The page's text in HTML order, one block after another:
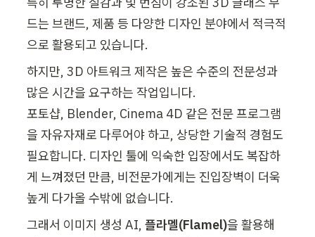
드는 브랜드, 제품 등 다양한 디자인 분야에서 적극적
으로 활용되고 있습니다.
하지만, 3D 아트워크 제작은 높은 수준의 전문성과
많은 시간을 요구하는 작업입니다.
포토샵, Blender, Cinema 4D 같은 전문 프로그램
을 자유자재로 다루어야 하고, 상당한 기술적 경험도
필요합니다. 디자인 툴에 익숙한 입장에서도 복잡하
게 느껴졌던 만큼, 비전문가에게는 진입장벽이 더욱
높게 다가올 수밖에 없습니다.
그래서 이미지 생성 AI, 플라멜(Flamel)을 활용해